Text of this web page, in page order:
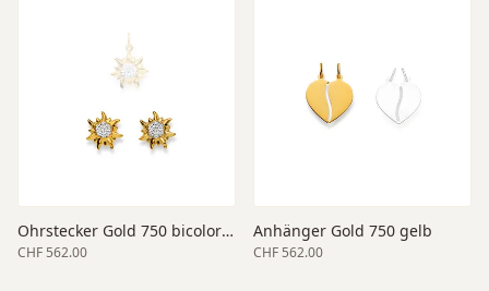
Ohrstecker Gold 750 bicolor 14
CHF 562.00
Anhänger Gold 750 gelb
CHF 562.00